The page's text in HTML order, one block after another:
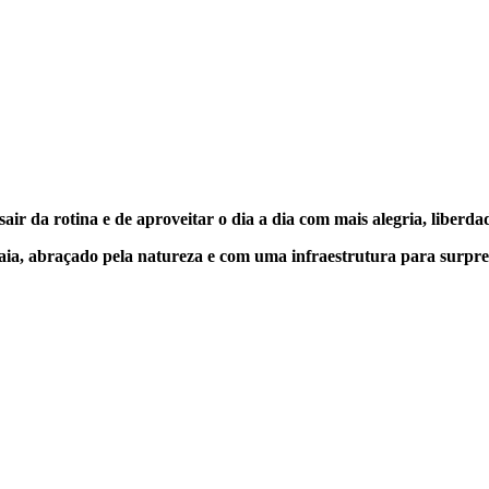
da rotina e de aproveitar o dia a dia com mais alegria,
abraçado pela natureza e com uma infraestrutura para